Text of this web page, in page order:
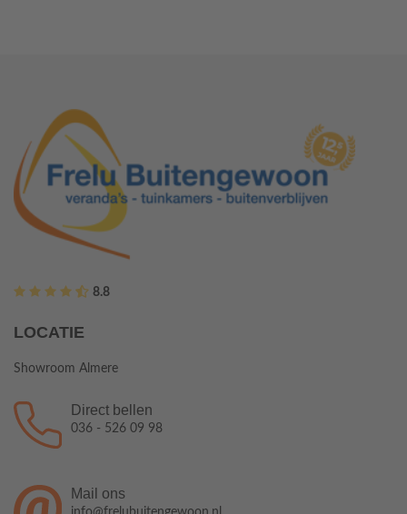
8.8
LOCATIE
Showroom Almere
Direct bellen
036 - 526 09 98
Mail ons